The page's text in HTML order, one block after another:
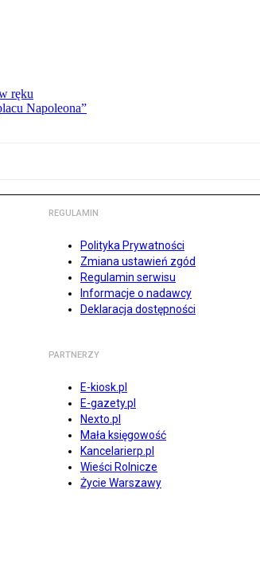
ręku
Napoleona”
REGULAMIN
Polityka Prywatności
Zmiana ustawień zgód
Regulamin serwisu
Informacje o nadawcy
Deklaracja dostępności
PARTNERZY
E-kiosk.pl
E-gazety.pl
Nexto.pl
Mała księgowość
Kancelarierp.pl
Wieści Rolnicze
Życie Warszawy